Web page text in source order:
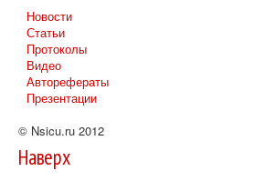
Новости
Статьи
Протоколы
Видео
Авторефераты
Презентации
© Nsicu.ru 2012
Наверх